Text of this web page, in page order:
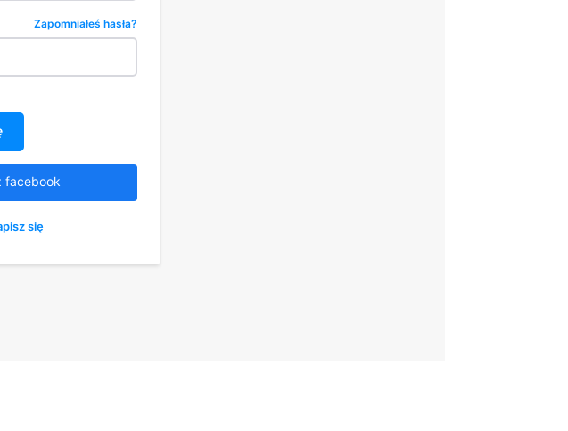
Zapomniałeś hasła?
facebook
się